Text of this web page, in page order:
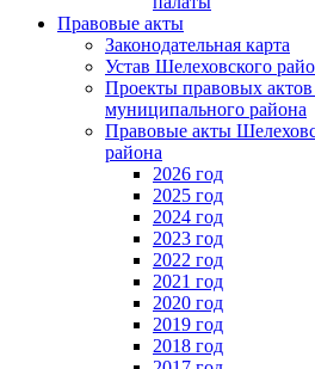
Правовые акты
Законодательная карта
Устав Шелеховского
Проекты правовых
муниципального района
Правовые акты
района
2026 год
2025 год
2024 год
2023 год
2022 год
2021 год
2020 год
2019 год
2018 год